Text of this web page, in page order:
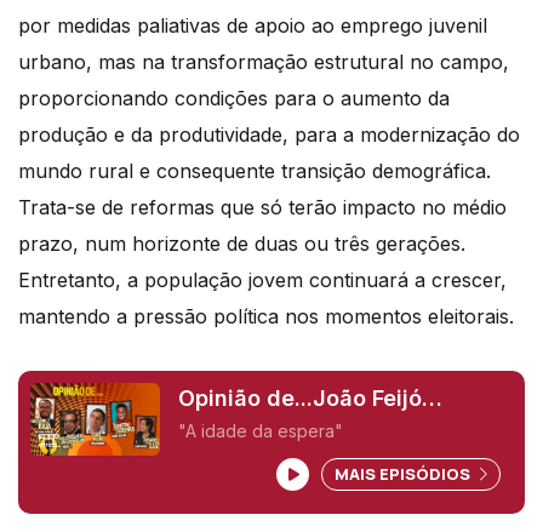
por medidas paliativas de apoio ao emprego juvenil
urbano, mas na transformação estrutural no campo,
proporcionando condições para o aumento da
produção e da produtividade, para a modernização do
mundo rural e consequente transição demográfica.
Trata-se de reformas que só terão impacto no médio
prazo, num horizonte de duas ou três gerações.
Entretanto, a população jovem continuará a crescer,
mantendo a pressão política nos momentos eleitorais.
Opinião de...João Feijó
(Moçambique),
"A idade da espera"
MAIS EPISÓDIOS